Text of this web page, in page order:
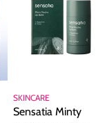
SKINCARE
Sensatia Minty